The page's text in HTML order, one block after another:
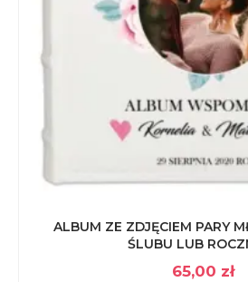
ALBUM ZE ZDJĘCIEM PARY
ŚLUBU LUB
65,00 zł